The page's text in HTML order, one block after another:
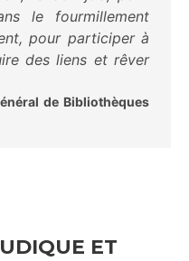
le fourmillement
pour participer à
des liens et rêver
de Bibliothèques
ET